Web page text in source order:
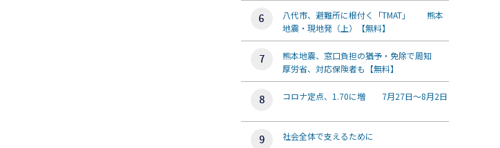
八代市、避難所に根付く「TMAT」 熊本
地震・現地発（上）【無料】
熊本地震、窓口負担の猶予・免除で周知
厚労省、対応保険者も【無料】
コロナ定点、1.70に増 7月27日～8月2日
社会全体で支えるために